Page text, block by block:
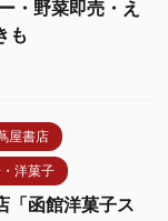
・野菜即売・え
も
屋書店
洋菓子
「函館洋菓子ス